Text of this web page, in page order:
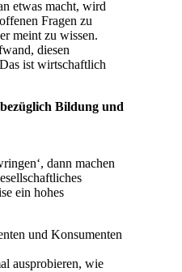
etwas macht, wird
Fragen zu
meint zu wissen.
diesen
ist wirtschaftlich
Bildung und
dann machen
ein hohes
und Konsumenten
ausprobieren, wie